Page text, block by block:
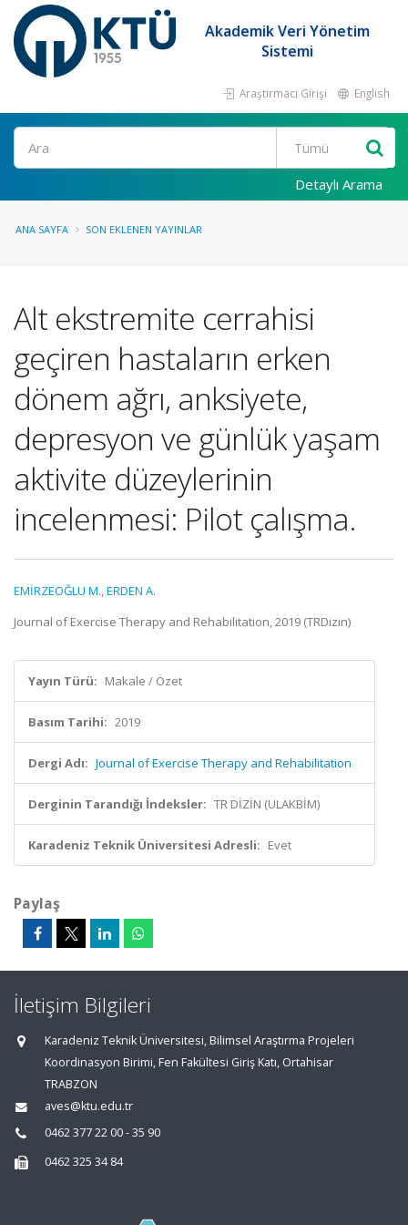
Akademik Veri Yönetim
Sistemi
Araştırmacı Girişi English
Ara
Detaylı Arama
ANA SAYFA SON EKLENEN YAYINLAR
Alt ekstremite cerrahisi
geçiren hastaların erken
dönem ağrı, anksiyete,
depresyon ve günlük yaşam
aktivite düzeylerinin
incelenmesi: Pilot çalışma.
EMİRZEOĞLU M.,ERDEN A.
Journal of Exercise Therapy and Rehabilitation, 2019 (TRDizin)
Yayın Türü: Makale / Özet
Basım Tarihi: 2019
Dergi Adı: Journal of Exercise Therapy and Rehabilitation
Derginin Tarandığı İndeksler: TR DİZİN (ULAKBİM)
Karadeniz Teknik Üniversitesi Adresli: Evet
Paylaş
İletişim Bilgileri
Karadeniz Teknik Üniversitesi, Bilimsel Araştırma Projeleri
Koordinasyon Birimi, Fen Fakültesi Giriş Katı, Ortahisar
TRABZON
aves@ktu.edu.tr
0462 377 22 00 - 35 90
0462 325 34 84